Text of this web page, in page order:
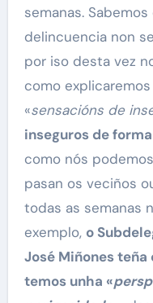
semanas.
delincuencia non
por iso desta vez
como
«sensacións de
inseguros de
como nós
pasan os veciños
todas as semanas
exemplo, o
José Miñones
temos unha «